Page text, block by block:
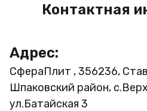
Контактная
Адрес:
СфераПлит , 356236,
Шпаковский район,
ул.Батайская 3